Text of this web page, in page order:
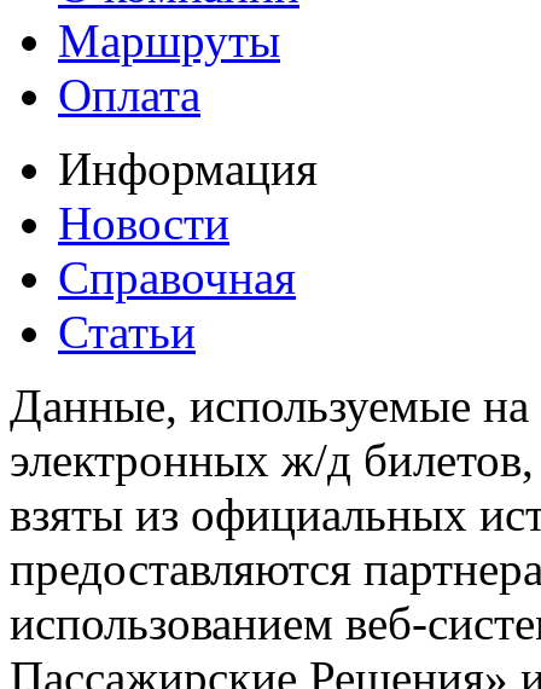
Маршруты
Оплата
Информация
Новости
Справочная
Статьи
Данные, используемые на
электронных ж/д
взяты из официальных
предоставляются
использованием веб-
Пассажирские